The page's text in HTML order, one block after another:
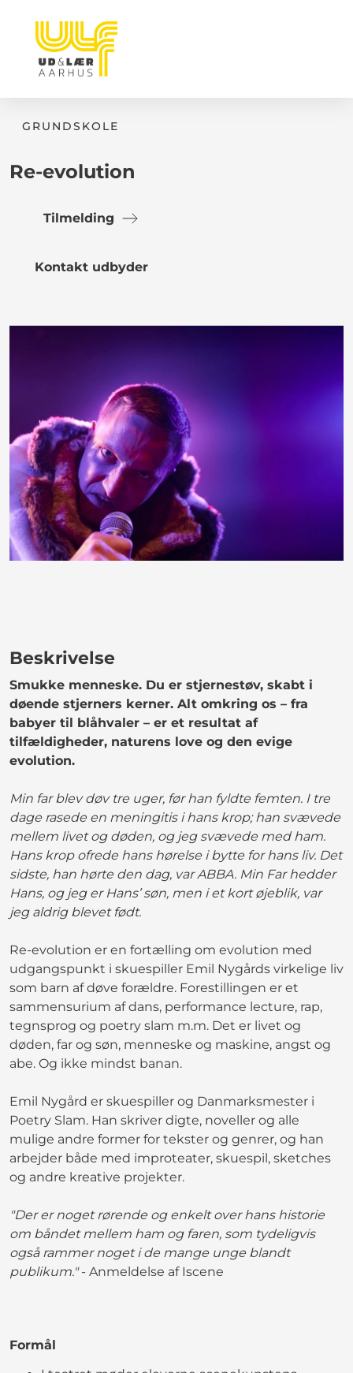
GRUNDSKOLE
Re-evolution
Tilmelding
Kontakt udbyder
Beskrivelse
Smukke menneske. Du er stjernestøv, skabt i
døende stjerners kerner. Alt omkring os – fra
babyer til blåhvaler – er et resultat af
tilfældigheder, naturens love og den evige
evolution.
Min far blev døv tre uger, før han fyldte femten. I tre
dage rasede en meningitis i hans krop; han svævede
mellem livet og døden, og jeg svævede med ham.
Hans krop ofrede hans hørelse i bytte for hans liv. Det
sidste, han hørte den dag, var ABBA. Min Far hedder
Hans, og jeg er Hans’ søn, men i et kort øjeblik, var
jeg aldrig blevet født.
Re-evolution er en fortælling om evolution med
udgangspunkt i skuespiller Emil Nygårds virkelige liv
som barn af døve forældre. Forestillingen er et
sammensurium af dans, performance lecture, rap,
tegnsprog og poetry slam m.m. Det er livet og
døden, far og søn, menneske og maskine, angst og
abe. Og ikke mindst banan.
Emil Nygård er skuespiller og Danmarksmester i
Poetry Slam. Han skriver digte, noveller og alle
mulige andre former for tekster og genrer, og han
arbejder både med improteater, skuespil, sketches
og andre kreative projekter.
"Der er noget rørende og enkelt over hans historie
om båndet mellem ham og faren, som tydeligvis
også rammer noget i de mange unge blandt
publikum."- Anmeldelse af Iscene
Formål